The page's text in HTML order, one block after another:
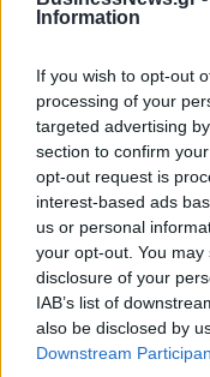
Information
If you wish to opt-out
processing of your
targeted advertising
section to confirm
opt-out request is
interest-based ads
us or personal
your opt-out. You
disclosure of your
IAB’s list of
also be disclosed by
Downstream
Υπ. Ψηφιακής
Διακυβέρνησης:
την προσοχή για
παραπλανητικά
τύπου phising